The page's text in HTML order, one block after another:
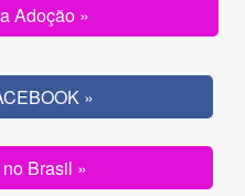
Adoção »
»
Brasil »